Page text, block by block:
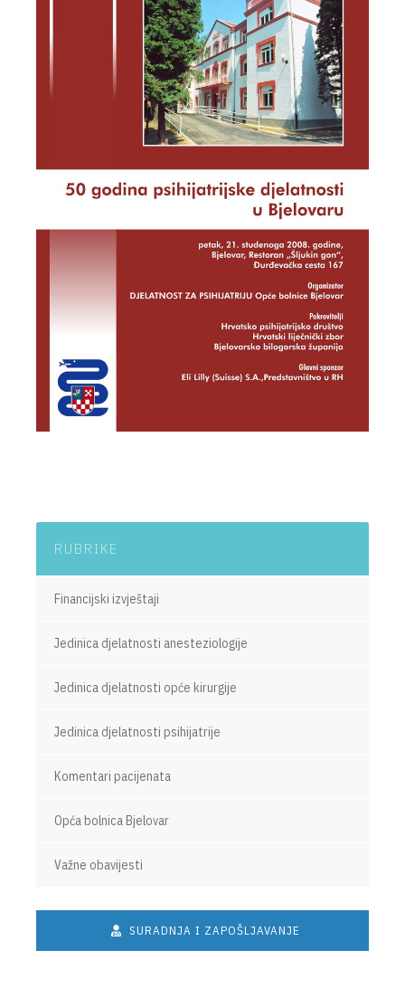
RUBRIKE
Financijski izvještaji
Jedinica djelatnosti anesteziologije
Jedinica djelatnosti opće kirurgije
Jedinica djelatnosti psihijatrije
Komentari pacijenata
Opća bolnica Bjelovar
Važne obavijesti
SURADNJA I ZAPOŠLJAVANJE